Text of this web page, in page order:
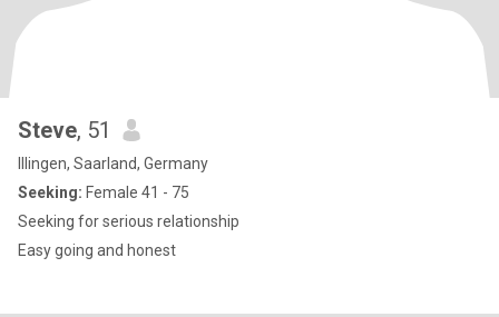
Steve, 51
Illingen, Saarland, Germany
Seeking: Female 41 - 75
Seeking for serious relationship
Easy going and honest